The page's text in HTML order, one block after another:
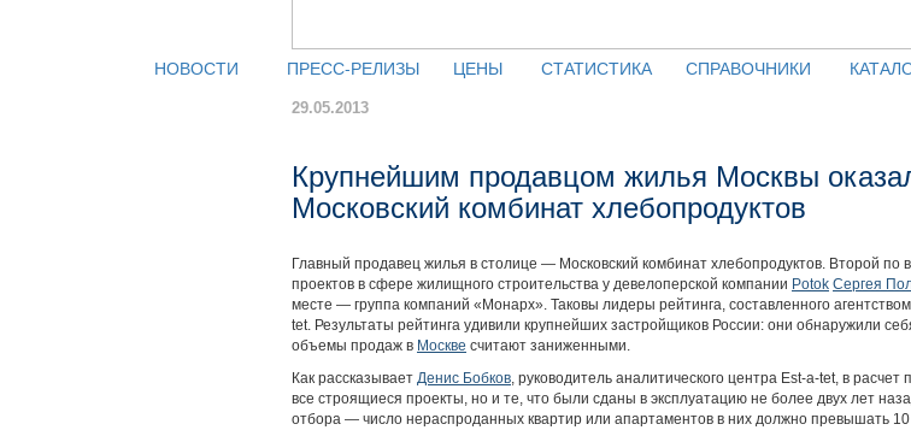
НОВОСТИ ПРЕСС-РЕЛИЗЫ ЦЕНЫ СТАТИСТИКА СПРАВОЧНИКИ
29.05.2013
Крупнейшим продавцом жилья Москвы
Московский комбинат хлебопродуктов
Главный продавец жилья в столице — Московский комбинат хлебопродуктов. Второй по
проектов в сфере жилищного строительства у девелоперской компании Potok Сергея
месте — группа компаний «Монарх». Таковы лидеры рейтинга, составленного
tet. Результаты рейтинга удивили крупнейших застройщиков России: они обнаружили
объемы продаж в Москве считают заниженными.
Как рассказывает Денис Бобков, руководитель аналитического центра Est-a-tet, в расчет
все строящиеся проекты, но и те, что были сданы в эксплуатацию не более двух лет
отбора — число нераспроданных квартир или апартаментов в них должно превышать